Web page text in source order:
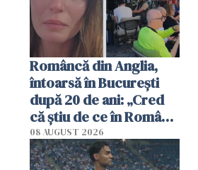
Româncă din Anglia,
întoarsă în București
după 20 de ani: „Cred
că știu de ce în România
se trăiește mai bine ca
în Anglia. E schimbat"
08 AUGUST 2026